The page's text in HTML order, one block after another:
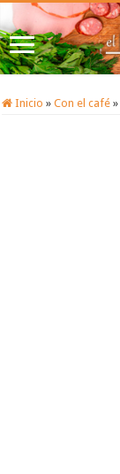
Inicio » Con el café »